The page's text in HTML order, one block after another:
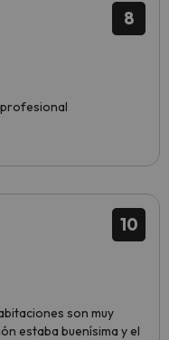
8
profesional
10
son muy
estaba buenísima y el